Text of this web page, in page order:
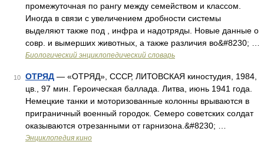
промежуточная по рангу между семейством и классом.
Иногда в связи с увеличением дробности системы
выделяют также под , инфра и надотряды. Новые данные о
совр. и вымерших животных, а также различия во&#8230; …
Биологический энциклопедический словарь
10 ОТРЯД — «ОТРЯД», СССР, ЛИТОВСКАЯ киностудия, 1984,
цв., 97 мин. Героическая баллада. Литва, июнь 1941 года.
Немецкие танки и моторизованные колонны врываются в
приграничный военный городок. Семеро советских солдат
оказываются отрезанными от гарнизона.&#8230; …
Энциклопедия кино